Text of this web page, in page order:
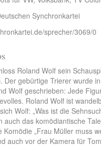
Synchronkartei
sprecher/3069/0
Roland Wolf sein
Der gebürtige Trierer wurde
Wolf geschrieben: Jede
Roland Wolf ist
Wolf: „Was ist die
auch das komödiantische
Komödie „Frau Müller muss
auch vor der Kamera für